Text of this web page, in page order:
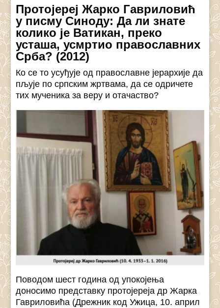
Протојереј Жарко Гавриловић
у писму Синоду: Да ли знате
колико је Ватикан, преко
усташа, усмртио православних
Срба? (2012)
Ко се то усуђује од православне јерархије да
пљује по српским жртвама, да се одричете
тих мученика за веру и отачаство?
Поводом шест година од упокојења
доносимо представку протојереја др Жарка
Гавриловића (Дрежник код Ужица, 10. април